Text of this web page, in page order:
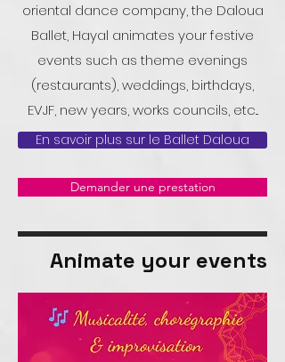
oriental dance company, the Daloua
Ballet, Hayal animates your festive
events such as theme evenings
(restaurants), weddings, birthdays,
EVJF, new years, works councils, etc...
En savoir plus sur le Ballet Daloua
Demander une prestation
Animate your events